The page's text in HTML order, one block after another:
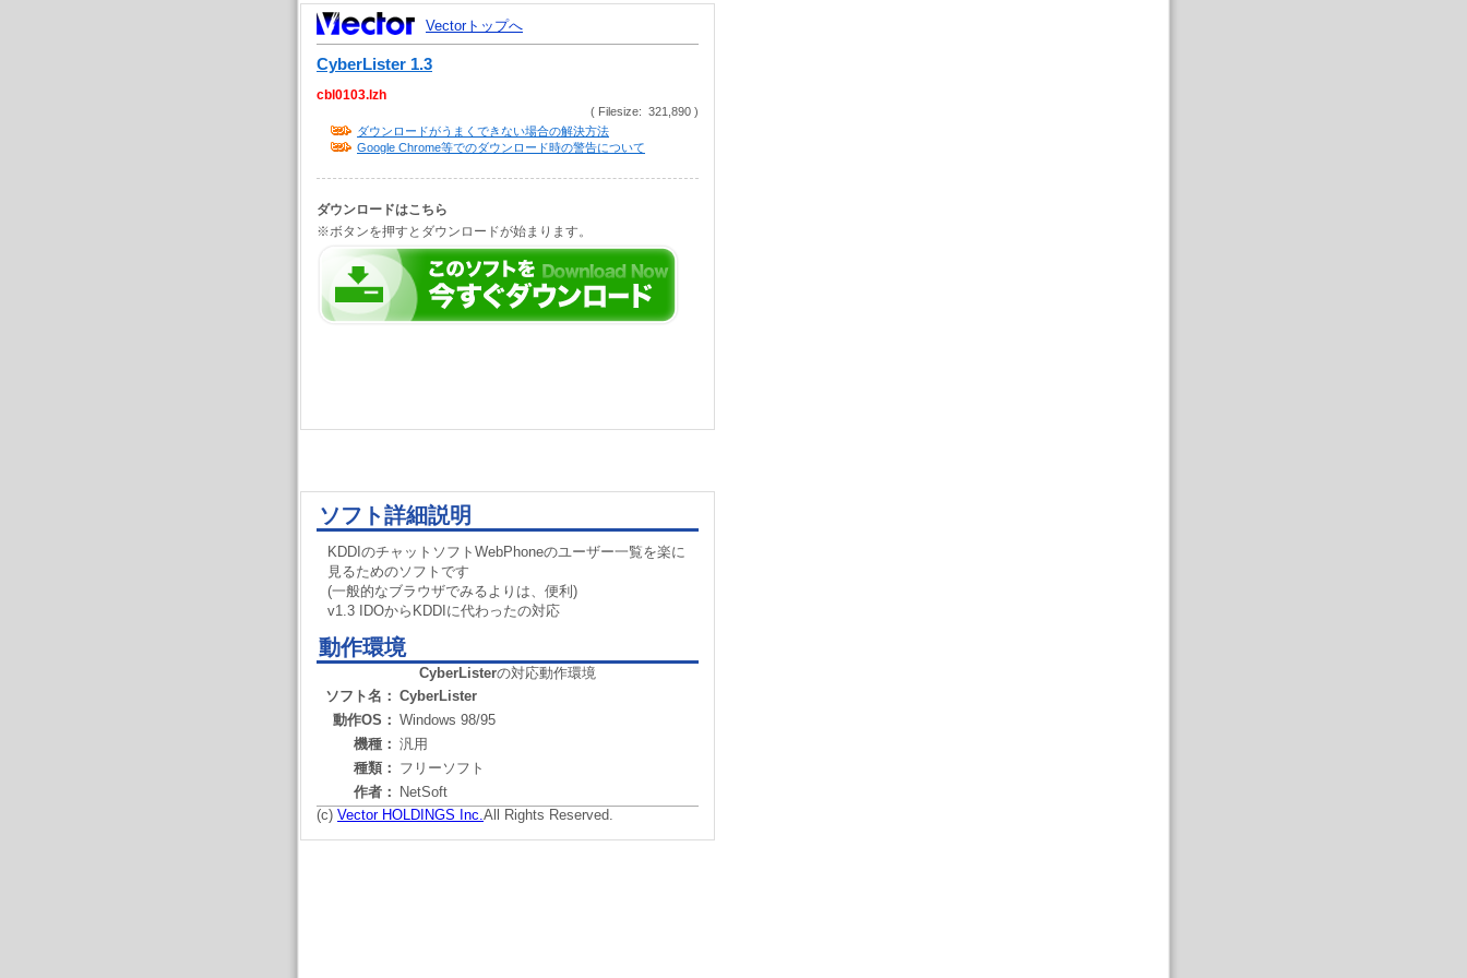
Vectorトップへ
CyberLister 1.3
cbl0103.lzh
( Filesize: 321,890 )
ダウンロードがうまくできない場合の解決方法
Google Chrome等でのダウンロード時の警告について
ダウンロードはこちら
※ボタンを押すとダウンロードが始まります。
ソフト詳細説明
KDDIのチャットソフトWebPhoneのユーザー一覧を楽に
見るためのソフトです
(一般的なブラウザでみるよりは、便利)
v1.3 IDOからKDDIに代わったの対応
動作環境
CyberListerの対応動作環境
ソフト名： CyberLister
動作OS： Windows 98/95
機種： 汎用
種類： フリーソフト
作者：
NetSoft
(c) Vector HOLDINGS Inc.All Rights Reserved.